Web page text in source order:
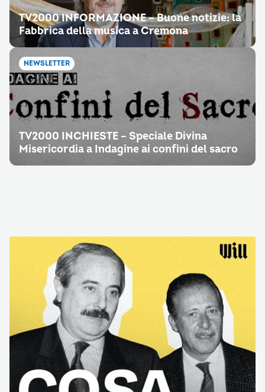
TV2000 INFORMAZIONE – Buone notizie: la
Fabbrica della musica a Cremona
NEWSLETTER
TV2000 INCHIESTE – Speciale Divina
Misericordia a Indagine ai confini del sacro